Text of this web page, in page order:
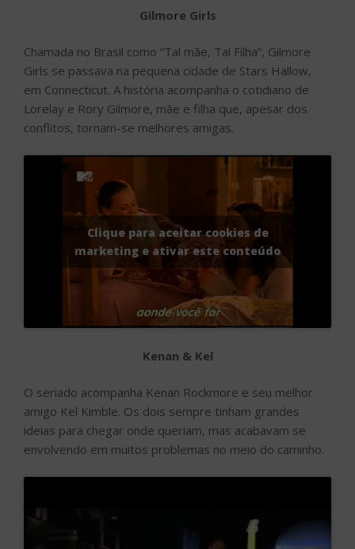
Gilmore Girls
Chamada no Brasil como “Tal mãe, Tal Filha”, Gilmore
Girls se passava na pequena cidade de Stars Hallow,
em Connecticut. A história acompanha o cotidiano de
Lorelay e Rory Gilmore, mãe e filha que, apesar dos
conflitos, tornam-se melhores amigas.
Clique para aceitar cookies de
marketing e ativar este conteúdo
Kenan & Kel
O seriado acompanha Kenan Rockmore e seu melhor
amigo Kel Kimble. Os dois sempre tinham grandes
ideias para chegar onde queriam, mas acabavam se
envolvendo em muitos problemas no meio do caminho.